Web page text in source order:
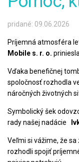
pridané: 09.06.2026
Príjemná atmosféra
Mobile s. r. o.
Vďaka benefičnej
spoločnosť rozhodla
náročných životných
Symbolický šek
rady našej nadácie
Veľmi si vážime, že
rozhodli spojiť